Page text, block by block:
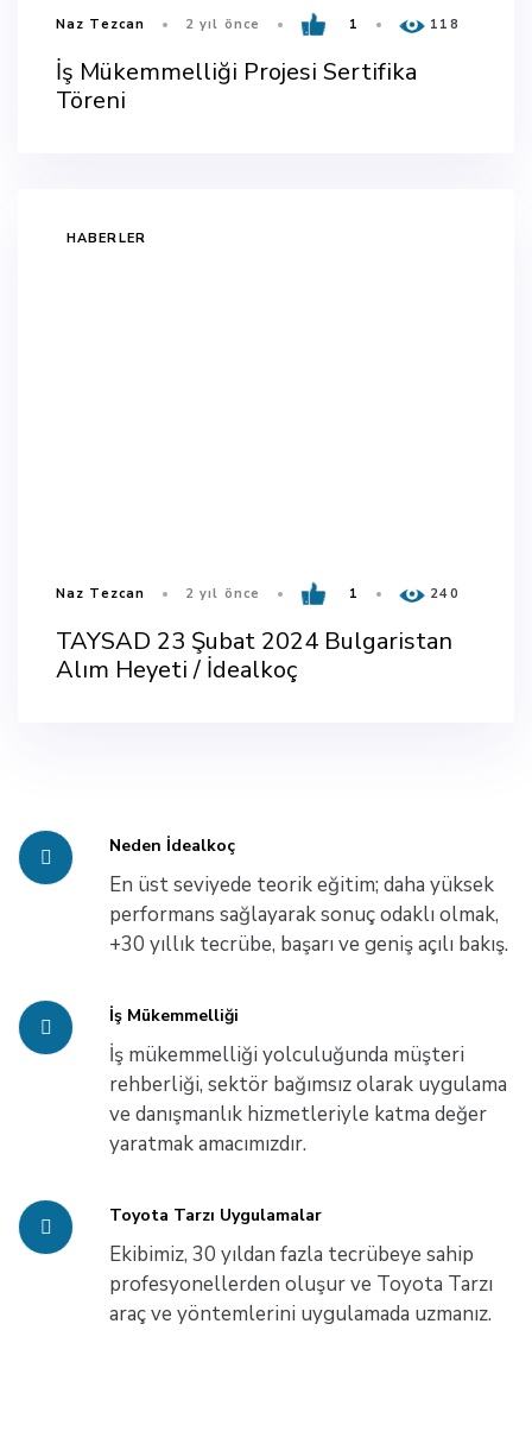
Naz Tezcan 2 yıl önce 1 118
İş Mükemmelliği Projesi Sertifika
Töreni
TAGS
HABERLER
Naz Tezcan 2 yıl önce 1 240
TAYSAD 23 Şubat 2024 Bulgaristan
Alım Heyeti / İdealkoç
Neden İdealkoç
En üst seviyede teorik eğitim; daha yüksek
performans sağlayarak sonuç odaklı olmak,
+30 yıllık tecrübe, başarı ve geniş açılı bakış.
İş Mükemmelliği
İş mükemmelliği yolculuğunda müşteri
rehberliği, sektör bağımsız olarak uygulama
ve danışmanlık hizmetleriyle katma değer
yaratmak amacımızdır.
Toyota Tarzı Uygulamalar
Ekibimiz, 30 yıldan fazla tecrübeye sahip
profesyonellerden oluşur ve Toyota Tarzı
araç ve yöntemlerini uygulamada uzmanız.